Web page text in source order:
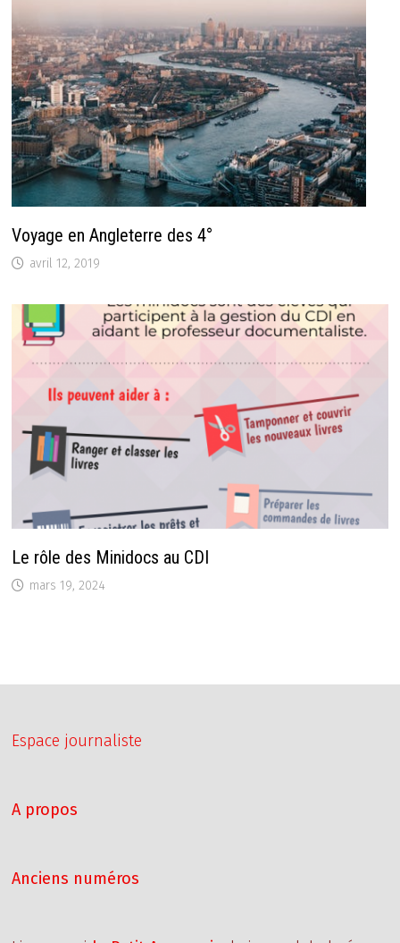
Voyage en Angleterre des 4°
avril 12, 2019
Le rôle des Minidocs au CDI
mars 19, 2024
Espace journaliste
A propos
Anciens numéros